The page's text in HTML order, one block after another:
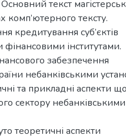
текст
комп’ютерного тексту.
кредитування суб’єктів
інститутами.
забезпечення
небанківськими
та прикладні аспекти
сектору небанківськими
теоретичні аспекти